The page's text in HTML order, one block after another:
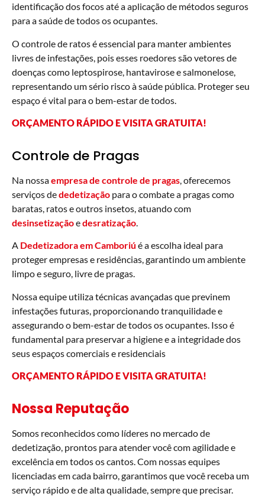
identificação dos focos até a aplicação de métodos seguros
para a saúde de todos os ocupantes.
O controle de ratos é essencial para manter ambientes
livres de infestações, pois esses roedores são vetores de
doenças como leptospirose, hantavirose e salmonelose,
representando um sério risco à saúde pública. Proteger seu
espaço é vital para o bem-estar de todos.
ORÇAMENTO RÁPIDO E VISITA GRATUITA!
Controle de Pragas
Na nossaempresa de controle de pragas, oferecemos
serviços dededetização para o combate a pragas como
baratas, ratos e outros insetos, atuando com
desinsetizaçãoedesratização.
A Dedetizadora em Camboriú é a escolha ideal para
proteger empresas e residências, garantindo um ambiente
limpo e seguro, livre de pragas.
Nossa equipe utiliza técnicas avançadas que previnem
infestações futuras, proporcionando tranquilidade e
assegurando o bem-estar de todos os ocupantes. Isso é
fundamental para preservar a higiene e a integridade dos
seus espaços comerciais e residenciais
ORÇAMENTO RÁPIDO E VISITA GRATUITA!
Nossa Reputação
Somos reconhecidos como líderes no mercado de
dedetização, prontos para atender você com agilidade e
excelência em todos os cantos. Com nossas equipes
licenciadas em cada bairro, garantimos que você receba um
serviço rápido e de alta qualidade, sempre que precisar.